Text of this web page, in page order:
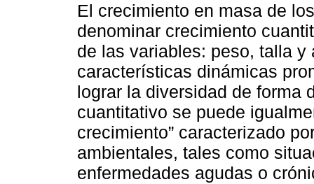
El crecimiento en masa de
denominar crecimiento
de las variables: peso, talla
características dinámicas
lograr la diversidad de forma
cuantitativo se puede
crecimiento” caracterizado
ambientales, tales como
enfermedades agudas o